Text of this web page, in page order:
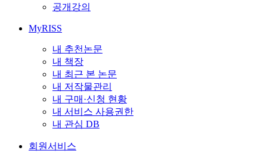
공개강의
MyRISS
내 추천논문
내 책장
내 최근 본 논문
내 저작물관리
내 구매·신청 현황
내 서비스 사용권한
내 관심 DB
회원서비스